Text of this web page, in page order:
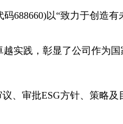
688660)以“致力于创造
实践，彰显了公司作为
、审批ESG方针、策略